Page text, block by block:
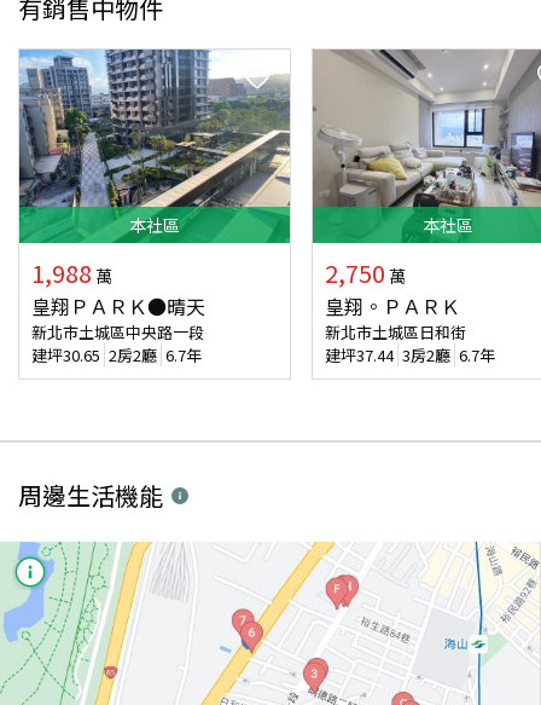
有銷售中物件
本社區
1,988 萬
皇翔ＰＡＲＫ●晴天
新北市土城區中央路一段
建坪30.65 2房2廳 6.7年
本社區
2,750 萬
皇翔。ＰＡＲＫ
新北市土城區日和街
建坪37.44 3房2廳 6.7年
周邊生活機能